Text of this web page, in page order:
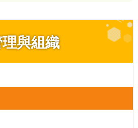
與組織